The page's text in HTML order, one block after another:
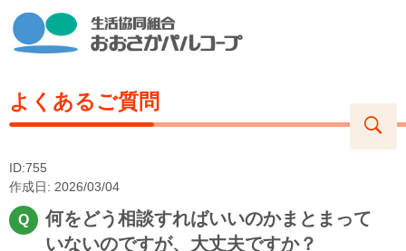
よくあるご質問
ID:755
作成日: 2026/03/04
何をどう相談すればいいのかまとまって
いないのですが、大丈夫ですか？